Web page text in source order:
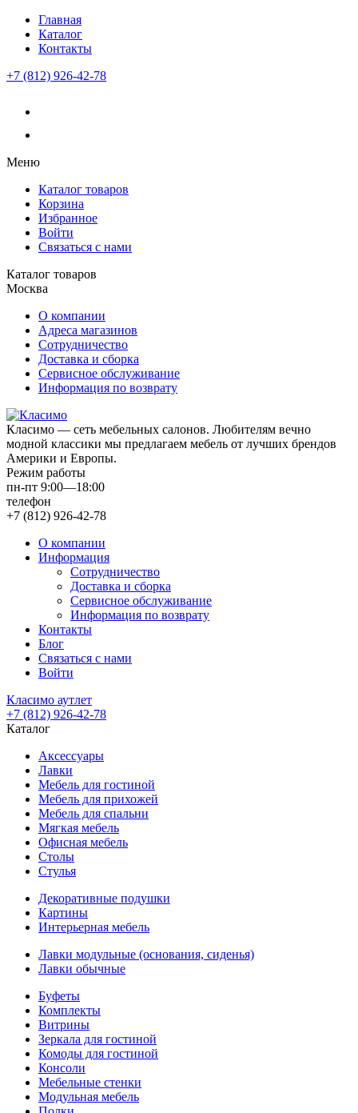
Главная
Каталог
Контакты
+7 (812) 926-42-78
Меню
Каталог товаров
Корзина
Избранное
Войти
Связаться с нами
Каталог товаров
Москва
О компании
Адреса магазинов
Сотрудничество
Доставка и сборка
Сервисное обслуживание
Информация по возврату
Класимо — cеть мебельных салонов. Любителям вечно
модной классики мы предлагаем мебель от лучших брендов
Америки и Европы.
Режим работы
пн-пт 9:00—18:00
телефон
+7 (812) 926-42-78
О компании
Информация
Сотрудничество
Доставка и сборка
Сервисное обслуживание
Информация по возврату
Контакты
Блог
Связаться с нами
Войти
Класимо аутлет
+7 (812) 926-42-78
Каталог
Аксессуары
Лавки
Мебель для гостиной
Мебель для прихожей
Мебель для спальни
Мягкая мебель
Офисная мебель
Столы
Стулья
Декоративные подушки
Картины
Интерьерная мебель
Лавки модульные (основания, сиденья)
Лавки обычные
Буфеты
Комплекты
Витрины
Зеркала для гостиной
Комоды для гостиной
Консоли
Мебельные стенки
Модульная мебель